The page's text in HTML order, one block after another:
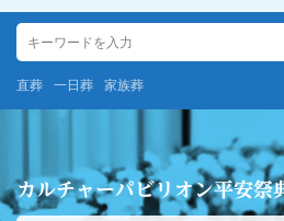
直葬 一日葬 家族葬
カルチャーパビリオン平安祭